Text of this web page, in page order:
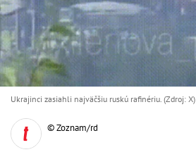
Ukrajinci zasiahli najväčšiu ruskú rafinériu. (Zdroj: X)
© Zoznam/rd